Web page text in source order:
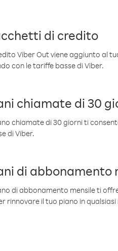
di credito
Viber Out viene aggiunto al
con le tariffe basse di Viber.
chiamate di 30
chiamate di 30 giorni ti
di Viber.
di abbonamento
di abbonamento mensile ti
rinnovare il tuo piano in